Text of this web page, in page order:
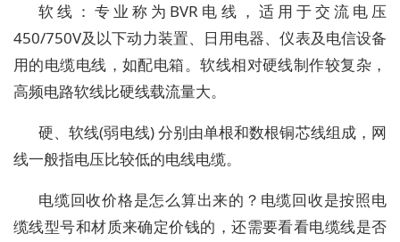
软线：专业称为BVR电线，适用于交流电压
450/750V及以下动力装置、日用电器、仪表及电信设备
用的电缆电线，如配电箱。软线相对硬线制作较复杂，
高频电路软线比硬线载流量大。
硬、软线(弱电线) 分别由单根和数根铜芯线组成，网
线一般指电压比较低的电线电缆。
电缆回收价格是怎么算出来的？电缆回收是按照电
缆线型号和材质来确定价钱的，还需要看看电缆线是否